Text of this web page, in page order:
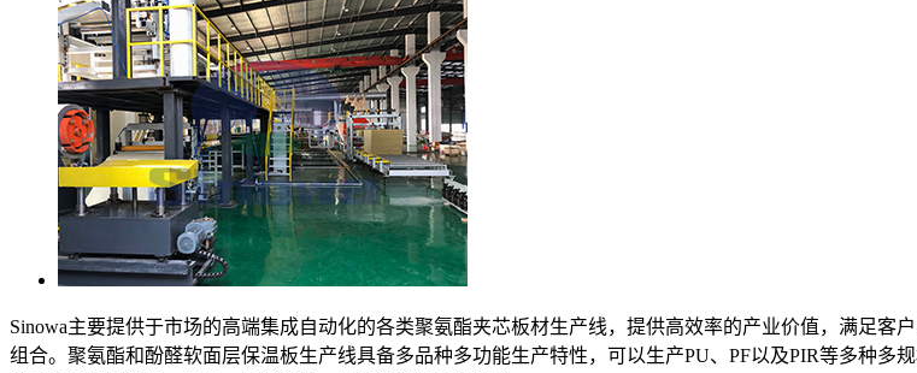
Sinowa主要提供于市场的高端集成自动化的各类聚氨酯夹芯板材生产线，提供高效率的产业价值，满足
组合。聚氨酯和酚醛软面层保温板生产线具备多品种多功能生产特性，可以生产PU、PF以及PIR等多种